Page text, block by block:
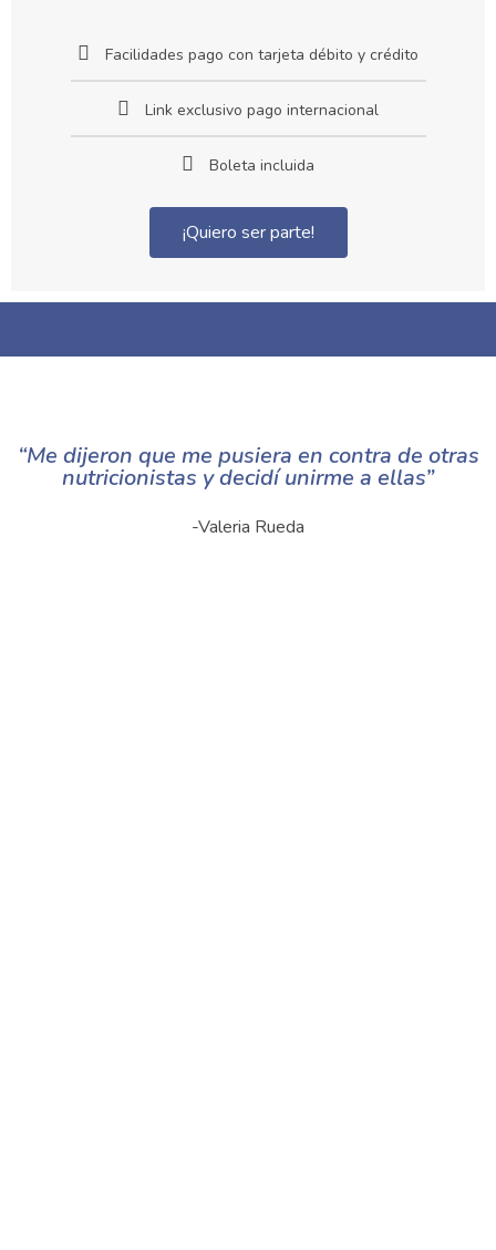
Facilidades pago con tarjeta débito y crédito
Link exclusivo pago internacional
Boleta incluida
¡Quiero ser parte!
“Me dijeron que me pusiera en contra de otras
nutricionistas y decidí unirme a ellas”
-Valeria Rueda